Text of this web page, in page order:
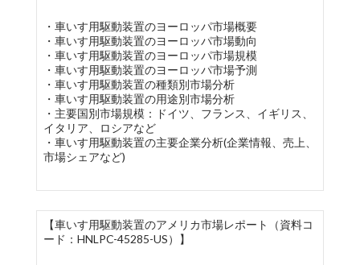
・車いす用駆動装置のヨーロッパ市場概要
・車いす用駆動装置のヨーロッパ市場動向
・車いす用駆動装置のヨーロッパ市場規模
・車いす用駆動装置のヨーロッパ市場予測
・車いす用駆動装置の種類別市場分析
・車いす用駆動装置の用途別市場分析
・主要国別市場規模：ドイツ、フランス、イギリス、
イタリア、ロシアなど
・車いす用駆動装置の主要企業分析(企業情報、売上、
市場シェアなど)
【車いす用駆動装置のアメリカ市場レポート（資料コ
ード：HNLPC-45285-US）】